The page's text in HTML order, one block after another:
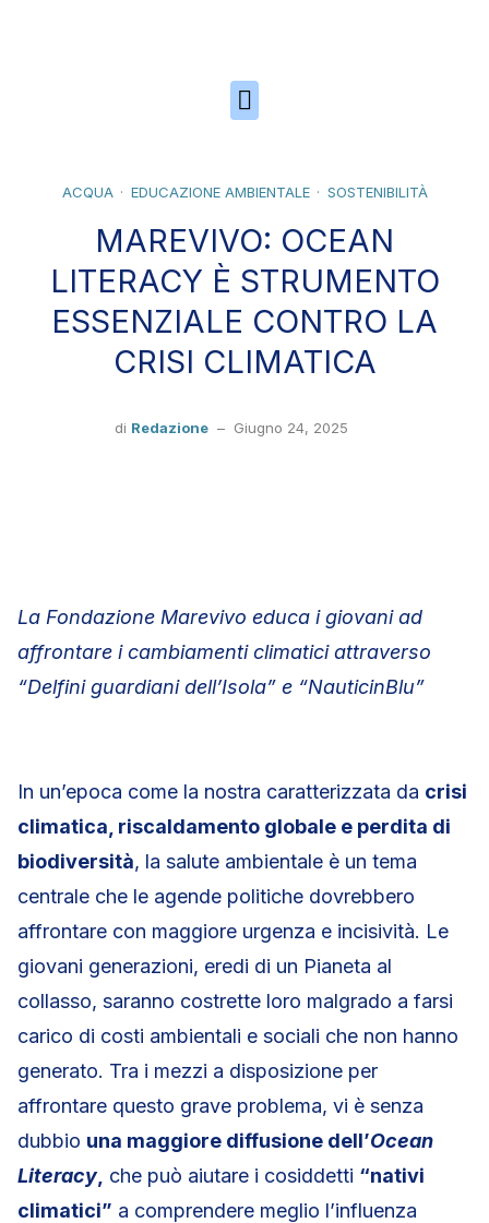
ACQUA EDUCAZIONE AMBIENTALE SOSTENIBILITÀ
MAREVIVO: OCEAN
LITERACY È STRUMENTO
ESSENZIALE CONTRO LA
CRISI CLIMATICA
di Redazione – Giugno 24, 2025
La Fondazione Marevivo educa i giovani ad
affrontare i cambiamenti climatici attraverso
“Delfini guardiani dell’Isola” e “NauticinBlu”
In un’epoca come la nostra caratterizzata da crisi
climatica, riscaldamento globale e perdita di
biodiversità, la salute ambientale è un tema
centrale che le agende politiche dovrebbero
affrontare con maggiore urgenza e incisività. Le
giovani generazioni, eredi di un Pianeta al
collasso, saranno costrette loro malgrado a farsi
carico di costi ambientali e sociali che non hanno
generato. Tra i mezzi a disposizione per
affrontare questo grave problema, vi è senza
dubbio una maggiore diffusione dell’Ocean
Literacy, che può aiutare i cosiddetti “nativi
climatici” a comprendere meglio l’influenza